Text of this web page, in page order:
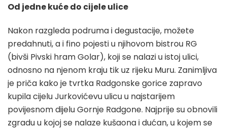
Od jedne kuće do cijele ulice
Nakon razgleda podruma i degustacije, možete
predahnuti, a i fino pojesti u njihovom bistrou RG
(bivši Pivski hram Golar), koji se nalazi u istoj ulici,
odnosno na njenom kraju tik uz rijeku Muru. Zanimljiva
je priča kako je tvrtka Radgonske gorice zapravo
kupila cijelu Jurkovićevu ulicu u najstarijem
povijesnom dijelu Gornje Radgone. Najprije su obnovili
zgradu u kojoj se nalaze kušaona i dućan, u kojem se